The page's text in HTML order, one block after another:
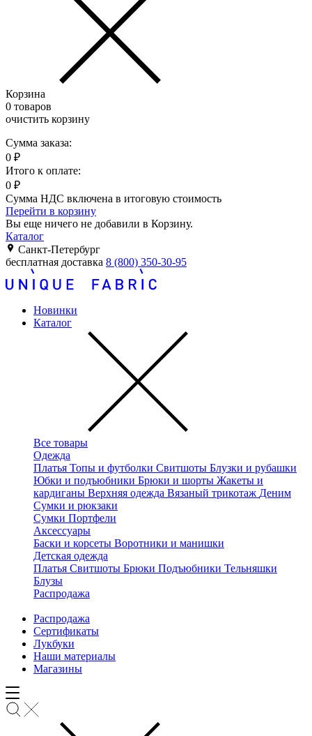
Корзина
0 товаров
очистить корзину
Сумма заказа:
0 ₽
Итого к оплате:
0 ₽
Сумма НДС включена в итоговую стоимость
Перейти в корзину
Вы еще ничего не добавили в Корзину.
Каталог
Санкт-Петербург
бесплатная доставка 8 (800) 350-30-95
Новинки
Каталог
Все товары
Одежда
Платья Топы и футболки Свитшоты Блузки и рубашки
Юбки и подъюбники Брюки и шорты Жакеты и
кардиганы Верхняя одежда Вязаный трикотаж Деним
Сумки и рюкзаки
Сумки Портфели
Аксессуары
Баски и корсеты Воротники и манишки
Детская одежда
Платья Свитшоты Брюки Подъюбники Тельняшки
Блузы
Распродажа
Распродажа
Сертификаты
Лукбуки
Наши материалы
Магазины